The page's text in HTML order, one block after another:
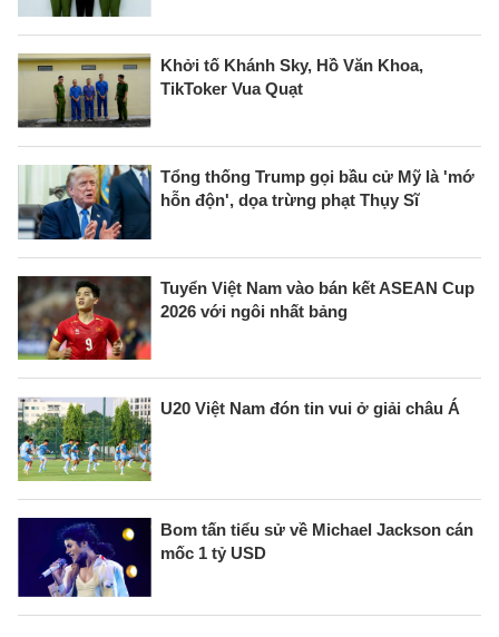
Khởi tố Khánh Sky, Hồ Văn Khoa,
TikToker Vua Quạt
Tổng thống Trump gọi bầu cử Mỹ là 'mớ
hỗn độn', dọa trừng phạt Thụy Sĩ
Tuyển Việt Nam vào bán kết ASEAN Cup
2026 với ngôi nhất bảng
U20 Việt Nam đón tin vui ở giải châu Á
Bom tấn tiểu sử về Michael Jackson cán
mốc 1 tỷ USD